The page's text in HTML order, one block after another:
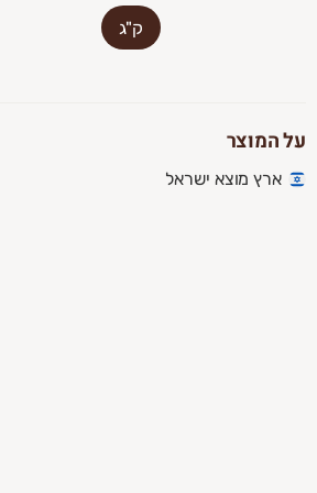
ק"ג
על המוצר
ארץ מוצא ישראל